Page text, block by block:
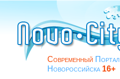
Современный Портал
Новороссийска 16+